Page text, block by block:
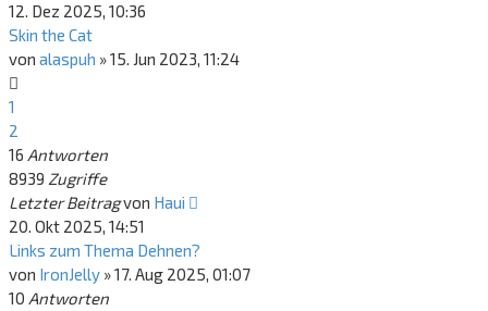
12. Dez 2025, 10:36
Skin the Cat
von alaspuh »15. Jun 2023, 11:24
1
2
16 Antworten
8939 Zugriffe
Letzter Beitragvon Haui
20. Okt 2025, 14:51
Links zum Thema Dehnen?
von IronJelly »17. Aug 2025, 01:07
10 Antworten